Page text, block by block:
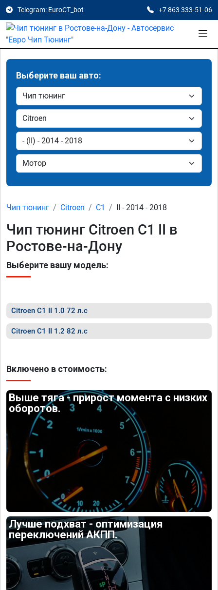
Telegram: EuroCT_bot +7 863 333-51-06
Выберите ваш авто:
Чип тюнинг Citroen C1 II - 2014 - 2018
Чип тюнинг Citroen C1 II в
Ростове-на-Дону
Выберите вашу модель:
Citroen C1 II 1.0 72 л.с
Citroen C1 II 1.2 82 л.с
Включено в стоимость:
Выше тяга - прирост момента с низких
оборотов.
Лучше подхват - оптимизация
переключений АКПП.